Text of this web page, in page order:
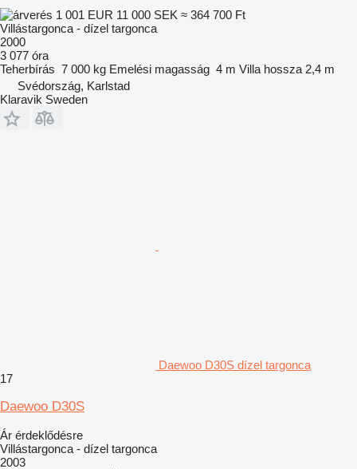
1 001 EUR 11 000 SEK ≈ 364 700 Ft
Villástargonca - dízel targonca
2000
3 077 óra
Teherbírás 7 000 kg Emelési magasság 4 m Villa hossza 2,4 m
Svédország, Karlstad
Klaravik Sweden
Daewoo D30S dízel targonca
17
Daewoo D30S
Ár érdeklődésre
Villástargonca - dízel targonca
2003